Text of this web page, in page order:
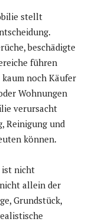
stellt
beschädigte
führen
noch Käufer
Wohnungen
verursacht
Reinigung und
können.
ist nicht
allein der
Grundstück,